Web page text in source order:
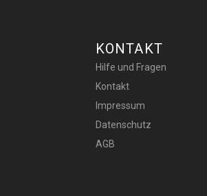
KONTAKT
Hilfe und Fragen
Kontakt
Impressum
Datenschutz
AGB